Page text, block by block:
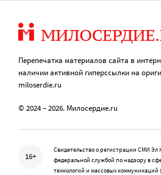
Перепечатка материалов сайта в
наличии активной гиперссылки на
miloserdie.ru
© 2024 – 2026. Милосердие.ru
16+
Свидетельство о регистрации СМИ
федеральной службой по надзору в
технологий и массовых коммуникаций